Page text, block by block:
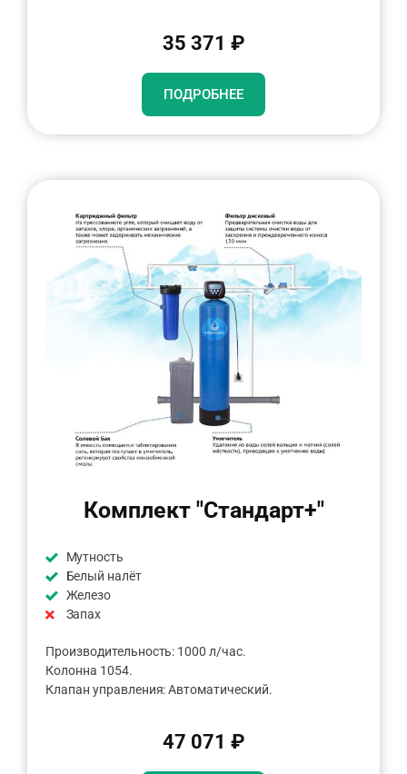
35 371 ₽
ПОДРОБНЕЕ
Комплект "Стандарт+"
Мутность
Белый налёт
Железо
Запах
Производительность: 1000 л/час.
Колонна 1054.
Клапан управления: Автоматический.
47 071 ₽